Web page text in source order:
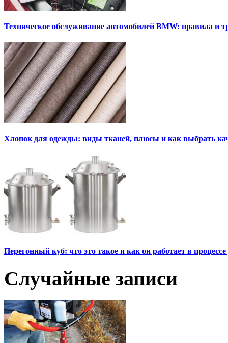
Техническое обслуживание автомобилей BMW: правила и
Хлопок для одежды: виды тканей, плюсы и как выбрать
Перегонный куб: что это такое и как он работает в
Случайные записи